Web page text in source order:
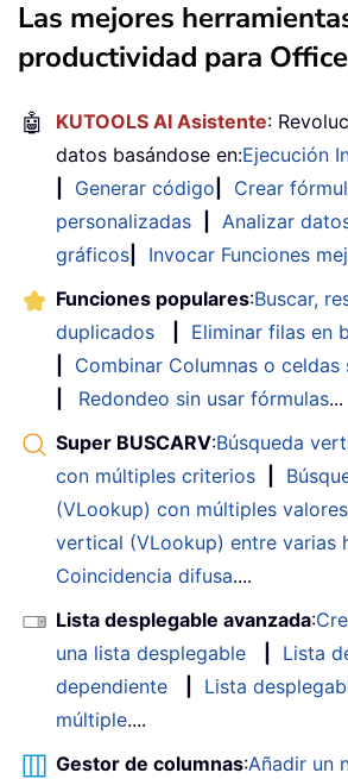
Las mejores
productividad para Office
🤖 KUTOOLS AI Asistente:
datos basándose en:Ejecución
Generar código
Crear
personalizadas
Analizar
gráficos
Invocar Funciones
Funciones populares:Buscar,
duplicados
Eliminar filas en
Combinar Columnas o
Redondeo sin usar fórmulas...
Super BUSCARV:Búsqueda
con múltiples criterios
(VLookup) con múltiples valores
vertical (VLookup) entre varias
Coincidencia difusa....
Lista desplegable avanzada:
una lista desplegable
Lista
dependiente
Lista
múltiple....
Gestor de columnas:Añadir un